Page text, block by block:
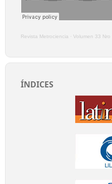
Revista Metrociencia · Volumen 33
ÍNDICES